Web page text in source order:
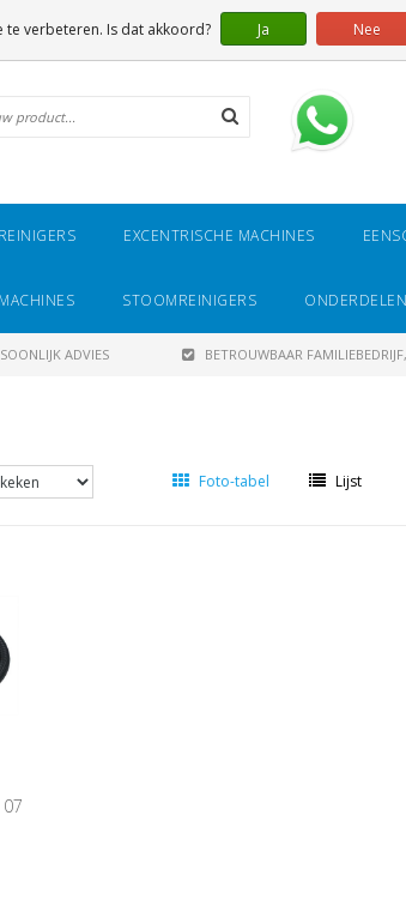
EXCENTRISCHE MACHINES
STOOMREINIGERS
ADVIES BETROUWBAAR
Foto-tabel Lijst
verbeteren. Is dat akkoord? Ja Nee